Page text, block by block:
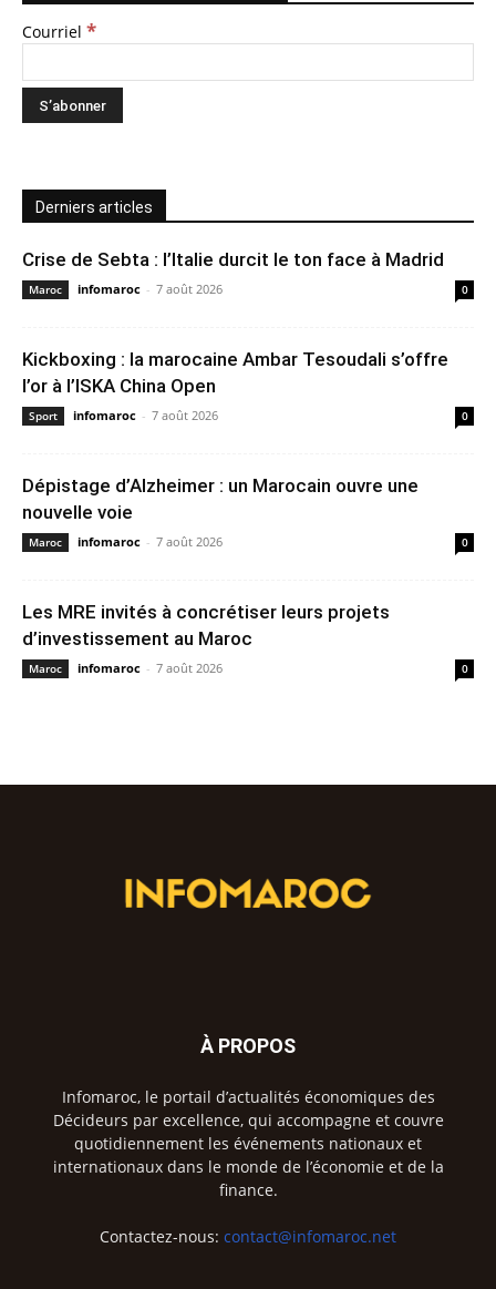
Courriel *
Derniers articles
Crise de Sebta : l’Italie durcit le ton face à Madrid
Maroc infomaroc - 7 août 2026 0
Kickboxing : la marocaine Ambar Tesoudali s’offre
l’or à l’ISKA China Open
Sport infomaroc - 7 août 2026 0
Dépistage d’Alzheimer : un Marocain ouvre une
nouvelle voie
Maroc infomaroc - 7 août 2026 0
Les MRE invités à concrétiser leurs projets
d’investissement au Maroc
Maroc infomaroc - 7 août 2026 0
À PROPOS
Infomaroc, le portail d’actualités économiques des
Décideurs par excellence, qui accompagne et couvre
quotidiennement les événements nationaux et
internationaux dans le monde de l’économie et de la
finance.
Contactez-nous: contact@infomaroc.net